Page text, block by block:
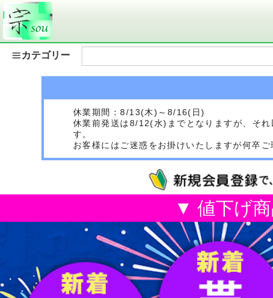
カテゴリー
休業期間：8/13(木)～8/16(日)
休業前発送は8/12(水)までとなりますが、そ
す。
お客様にはご迷惑をお掛けいたしますが何卒
▼ 値下げ